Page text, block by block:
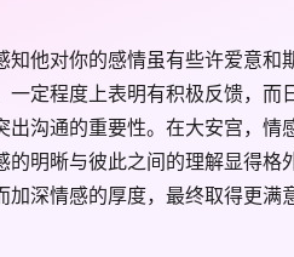
知他对你的感情虽有些许爱意和
一定程度上表明有积极反馈，而
出沟通的重要性。在大安宫，情
的明晰与彼此之间的理解显得格
深情感的厚度，最终取得更满